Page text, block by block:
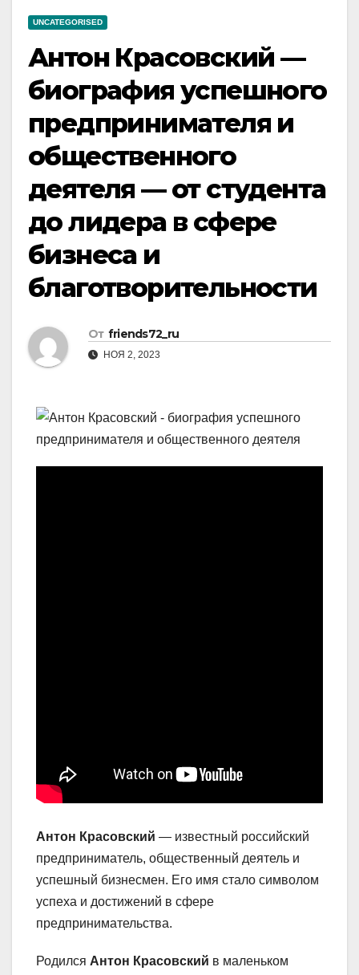
UNCATEGORISED
Антон Красовский —
биография успешного
предпринимателя и
общественного
деятеля — от студента
до лидера в сфере
бизнеса и
благотворительности
От friends72_ru
НОЯ 2, 2023
Антон Красовский — известный российский
предприниматель, общественный деятель и
успешный бизнесмен. Его имя стало символом
успеха и достижений в сфере
предпринимательства.
Родился Антон Красовский в маленьком